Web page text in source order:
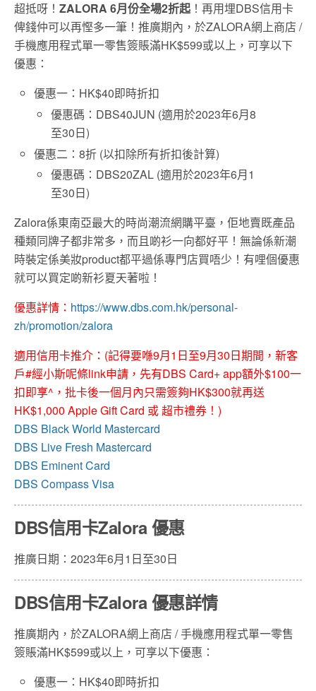
超抵呀！ ZALORA 6月份全場2折起！再用埋DBS信用卡
俾錢仲可以再慳多一筆！推廣期內，於ZALORA網上商店 /
手機應用程式單一零售簽賬滿HK$599或以上，可享以下
優惠：
優惠一：HK$40即時折扣
優惠碼：DBS40JUN (適用於2023年6月8
至30日)
優惠二：8折 (以扣除所有折扣後計算)
優惠碼：DBS20ZAL (適用於2023年6月1
至30日)
Zalora係東南亞最大的時尚潮流網購平臺，佢地賣既產品
種類同牌子都非常多，而且啲衫一向都好平！無論係新潮
時裝定係美妝product都平過係專門店買唔少！有哩個優惠
就可以買定啲新衫夏天著啦！
優惠詳情： https://www.dbs.com.hk/personal-
zh/promotion/zalora
適用信用卡推介：(記得要喺9月1日至9月30日期間，新客
戶#經小斯呢條link申請，先有DBS Card+ app額外$100一
扣即享^，批卡後一個月內只需簽夠HK$300就再送
HK$1,000 Apple Gift Card 或 超市禮券！)
DBS Black World Mastercard
DBS Live Fresh Mastercard
DBS Eminent Card
DBS Compass Visa
DBS信用卡Zalora 優惠
推廣日期：2023年6月1日至30日
DBS信用卡Zalora 優惠詳情
推廣期內，於ZALORA網上商店 / 手機應用程式單一零售
簽賬滿HK$599或以上，可享以下優惠：
優惠一：HK$40即時折扣